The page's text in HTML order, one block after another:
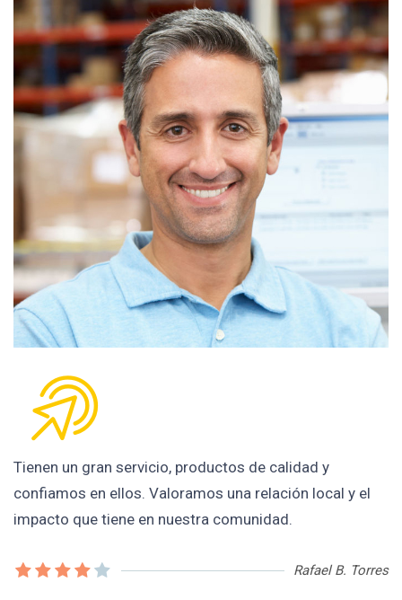
Tienen un gran servicio, productos de calidad y
confiamos en ellos. Valoramos una relación local y el
impacto que tiene en nuestra comunidad.
Rafael B. Torres